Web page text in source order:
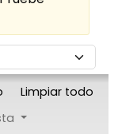
Limpiar todo